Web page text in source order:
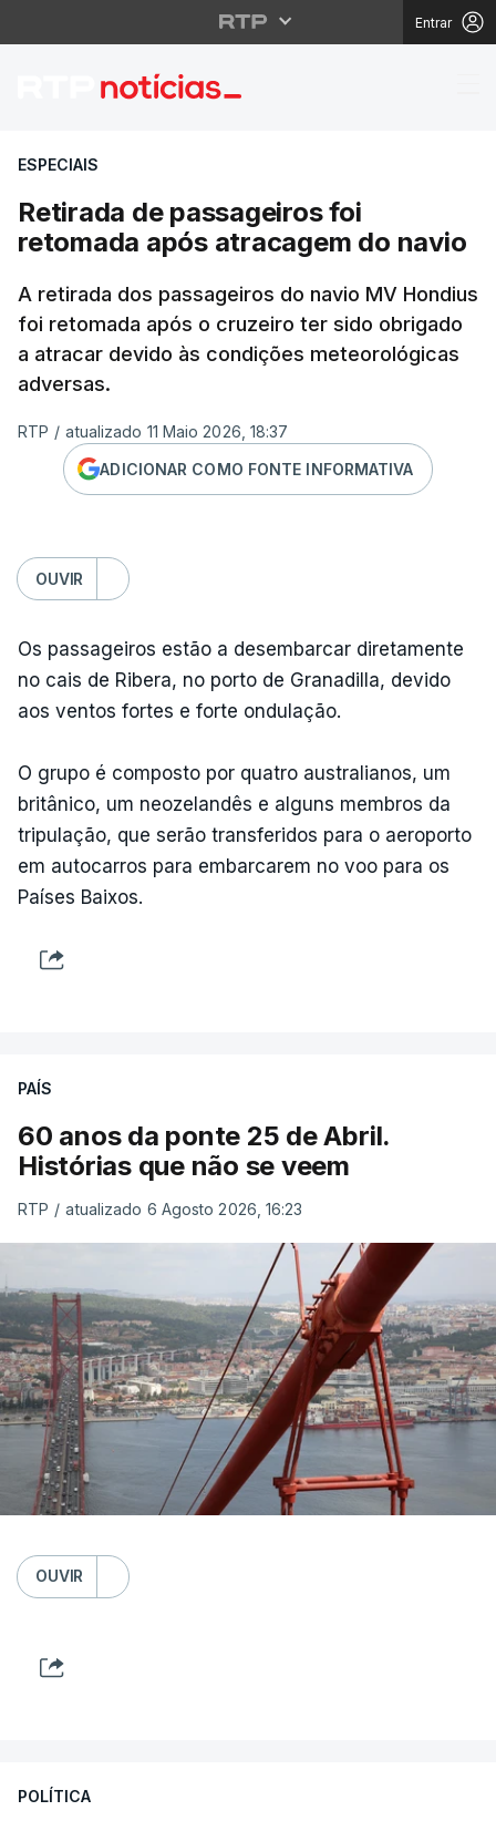
Entrar
Retirada de
ESPECIAIS
Retirada de passageiros foi
retomada após atracagem do navio
A retirada dos passageiros do navio MV Hondius
foi retomada após o cruzeiro ter sido obrigado
a atracar devido às condições meteorológicas
adversas.
RTP / atualizado 11 Maio 2026, 18:37
ADICIONAR COMO FONTE INFORMATIVA
OUVIR
Os passageiros estão a desembarcar diretamente
no cais de Ribera, no porto de Granadilla, devido
aos ventos fortes e forte ondulação.
O grupo é composto por quatro australianos, um
britânico, um neozelandês e alguns membros da
tripulação, que serão transferidos para o aeroporto
em autocarros para embarcarem no voo para os
Países Baixos.
PAÍS
60 anos da ponte 25 de Abril.
Histórias que não se veem
RTP / atualizado 6 Agosto 2026, 16:23
OUVIR
POLÍTICA